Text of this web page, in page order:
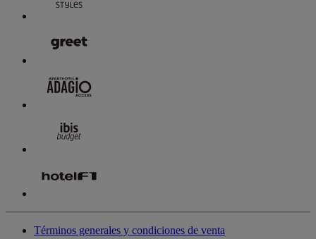
Términos generales y condiciones de venta